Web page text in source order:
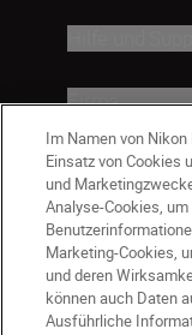
Firma
Im Namen von
Einsatz von Cookies
und
Analyse-Cookies,
Marketing-Cookies,
und deren
können auch Daten
Ausführliche